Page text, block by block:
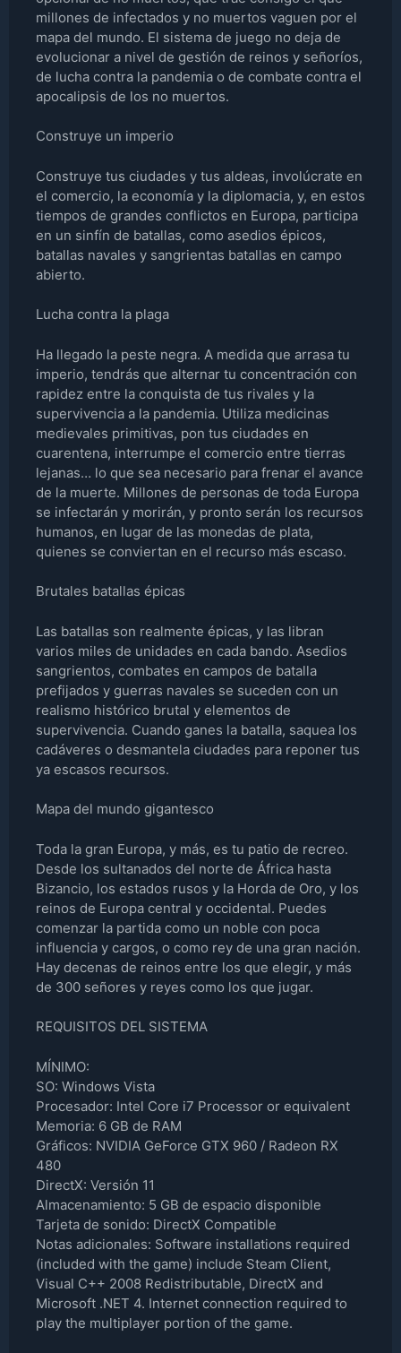
millones de infectados y no muertos vaguen por el
mapa del mundo. El sistema de juego no deja de
evolucionar a nivel de gestión de reinos y señoríos,
de lucha contra la pandemia o de combate contra el
apocalipsis de los no muertos.
Construye un imperio
Construye tus ciudades y tus aldeas, involúcrate en
el comercio, la economía y la diplomacia, y, en estos
tiempos de grandes conflictos en Europa, participa
en un sinfín de batallas, como asedios épicos,
batallas navales y sangrientas batallas en campo
abierto.
Lucha contra la plaga
Ha llegado la peste negra. A medida que arrasa tu
imperio, tendrás que alternar tu concentración con
rapidez entre la conquista de tus rivales y la
supervivencia a la pandemia. Utiliza medicinas
medievales primitivas, pon tus ciudades en
cuarentena, interrumpe el comercio entre tierras
lejanas… lo que sea necesario para frenar el avance
de la muerte. Millones de personas de toda Europa
se infectarán y morirán, y pronto serán los recursos
humanos, en lugar de las monedas de plata,
quienes se conviertan en el recurso más escaso.
Brutales batallas épicas
Las batallas son realmente épicas, y las libran
varios miles de unidades en cada bando. Asedios
sangrientos, combates en campos de batalla
prefijados y guerras navales se suceden con un
realismo histórico brutal y elementos de
supervivencia. Cuando ganes la batalla, saquea los
cadáveres o desmantela ciudades para reponer tus
ya escasos recursos.
Mapa del mundo gigantesco
Toda la gran Europa, y más, es tu patio de recreo.
Desde los sultanados del norte de África hasta
Bizancio, los estados rusos y la Horda de Oro, y los
reinos de Europa central y occidental. Puedes
comenzar la partida como un noble con poca
influencia y cargos, o como rey de una gran nación.
Hay decenas de reinos entre los que elegir, y más
de 300 señores y reyes como los que jugar.
REQUISITOS DEL SISTEMA
MÍNIMO:
SO: Windows Vista
Procesador: Intel Core i7 Processor or equivalent
Memoria: 6 GB de RAM
Gráficos: NVIDIA GeForce GTX 960 / Radeon RX
480
DirectX: Versión 11
Almacenamiento: 5 GB de espacio disponible
Tarjeta de sonido: DirectX Compatible
Notas adicionales: Software installations required
(included with the game) include Steam Client,
Visual C++ 2008 Redistributable, DirectX and
Microsoft .NET 4. Internet connection required to
play the multiplayer portion of the game.